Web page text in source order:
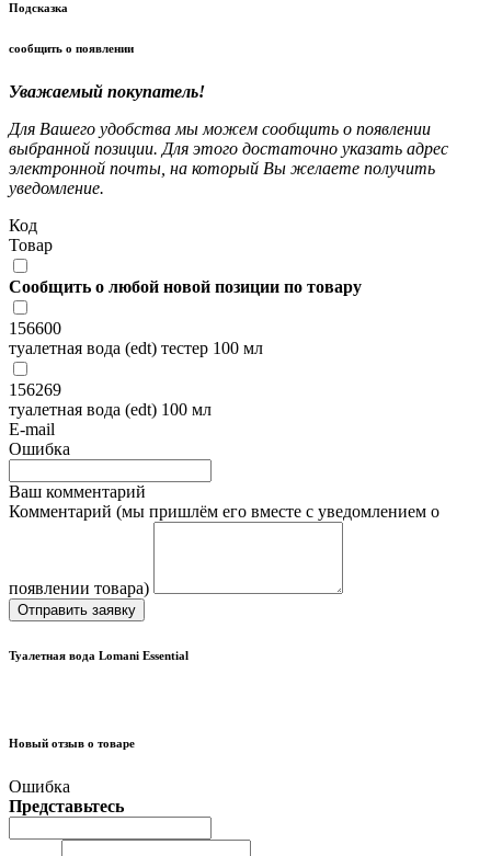
Подсказка
сообщить о появлении
Уважаемый покупатель!
Для Вашего удобства мы можем сообщить о появлении
выбранной позиции. Для этого достаточно указать адрес
электронной почты, на который Вы желаете получить
уведомление.
Код
Товар
Сообщить о любой новой позиции по товару
156600
туалетная вода (edt) тестер 100 мл
156269
туалетная вода (edt) 100 мл
E-mail
Ошибка
Ваш комментарий
Комментарий (мы пришлём его вместе с уведомлением о
появлении товара)
Отправить заявку
Туалетная вода Lomani Essential
Новый отзыв о товаре
Ошибка
Представьтесь